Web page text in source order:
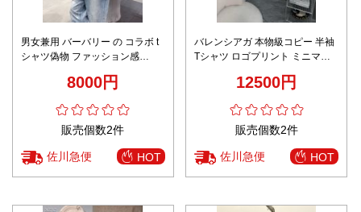
男女兼用 バーバリー の コラボ t
シャツ偽物 ファッション感
8000円
販売個数2件
佐川急便 HOT
バレンシアガ 本物級コピー 半袖
Tシャツ ロゴプリント ミニマル
12500円
販売個数2件
佐川急便 HOT